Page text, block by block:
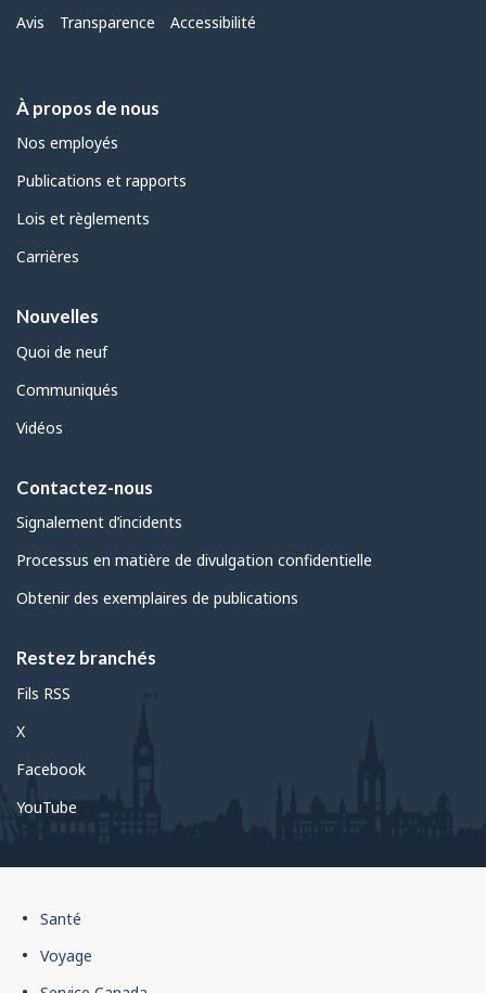
Menu
Avis Transparence Accessibilité
À propos de nous
Nos employés
Publications et rapports
Lois et règlements
Carrières
Nouvelles
Quoi de neuf
Communiqués
Vidéos
Contactez-nous
Signalement d’incidents
Processus en matière de divulgation confidentielle
Obtenir des exemplaires de publications
Restez branchés
Fils RSS
X
Facebook
YouTube
Pied
de
Santé
Voyage